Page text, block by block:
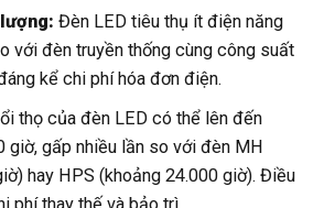
Đèn LED tiêu thụ ít điện năng
với đèn truyền thống cùng công suất
kể chi phí hóa đơn điện.
thọ của đèn LED có thể lên đến
giờ, gấp nhiều lần so với đèn MH
hay HPS (khoảng 24.000 giờ). Điều